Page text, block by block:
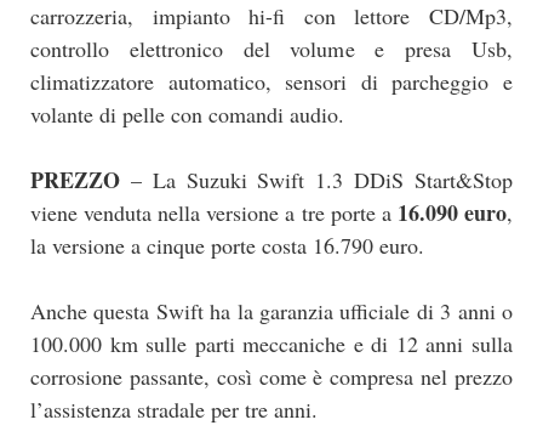
carrozzeria, impianto hi-fi con lettore CD/Mp3,
controllo elettronico del volume e presa Usb,
climatizzatore automatico, sensori di parcheggio e
volante di pelle con comandi audio.
PREZZO – La Suzuki Swift 1.3 DDiS Start&Stop
viene venduta nella versione a tre porte a 16.090 euro,
la versione a cinque porte costa 16.790 euro.
Anche questa Swift ha la garanzia ufficiale di 3 anni o
100.000 km sulle parti meccaniche e di 12 anni sulla
corrosione passante, così come è compresa nel prezzo
l’assistenza stradale per tre anni.